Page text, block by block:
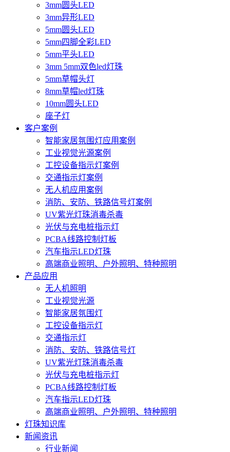
3mm圆头LED
3mm异形LED
5mm圆头LED
5mm四脚全彩LED
5mm平头LED
3mm 5mm双色led灯珠
5mm草帽头灯
8mm草帽led灯珠
10mm圆头LED
座子灯
客户案例
智能家居氛围灯应用案例
工业视觉光源案例
工控设备指示灯案例
交通指示灯案例
无人机应用案例
消防、安防、铁路信号灯案例
UV紫光灯珠消毒杀毒
光伏与充电桩指示灯
PCBA线路控制灯板
汽车指示LED灯珠
高端商业照明、户外照明、特种照明
产品应用
无人机照明
工业视觉光源
智能家居氛围灯
工控设备指示灯
交通指示灯
消防、安防、铁路信号灯
UV紫光灯珠消毒杀毒
光伏与充电桩指示灯
PCBA线路控制灯板
汽车指示LED灯珠
高端商业照明、户外照明、特种照明
灯珠知识库
新闻资讯
行业新闻